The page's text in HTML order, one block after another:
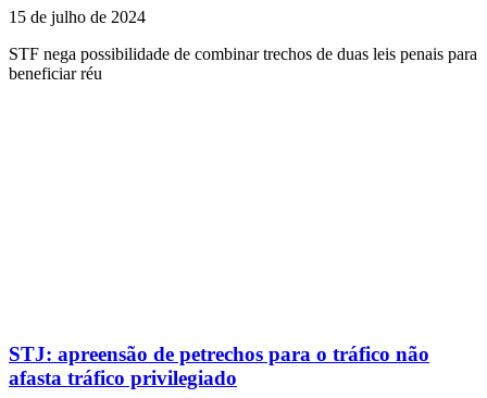
15 de julho de 2024
STF nega possibilidade de combinar trechos de duas leis penais para
beneficiar réu
STJ: apreensão de petrechos para o tráfico não
afasta tráfico privilegiado